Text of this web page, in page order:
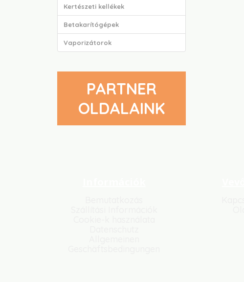
Kertészeti kellékek
Betakarítógépek
Vaporizátorok
PARTNER
OLDALAINK